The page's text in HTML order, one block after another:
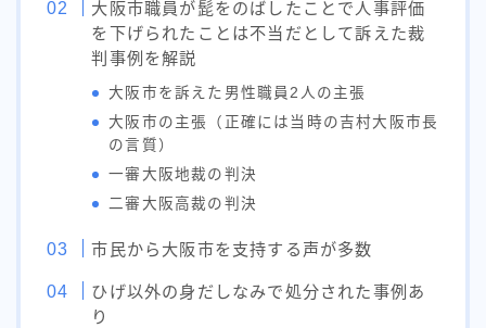
大阪市職員が髭をのばしたことで人事評価
を下げられたことは不当だとして訴えた裁
判事例を解説
大阪市を訴えた男性職員2人の主張
大阪市の主張（正確には当時の吉村大阪市長
の言質）
一審大阪地裁の判決
二審大阪高裁の判決
市民から大阪市を支持する声が多数
ひげ以外の身だしなみで処分された事例あ
り